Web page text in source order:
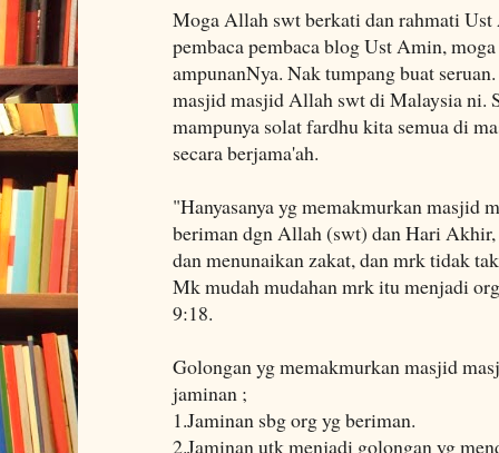
Moga Allah swt berkati dan rahmati
pembaca pembaca blog Ust Amin,
ampunanNya. Nak tumpang buat
masjid masjid Allah swt di Malaysia ni.
mampunya solat fardhu kita semua di
secara berjama'ah.
"Hanyasanya yg memakmurkan masjid
beriman dgn Allah (swt) dan Hari
dan menunaikan zakat, dan mrk tidak
Mk mudah mudahan mrk itu menjadi
9:18.
Golongan yg memakmurkan masjid
jaminan ;
1.Jaminan sbg org yg beriman.
2.Jaminan utk menjadi golongan yg